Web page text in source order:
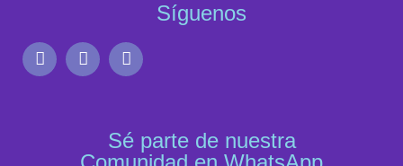
Síguenos
Sé parte de nuestra